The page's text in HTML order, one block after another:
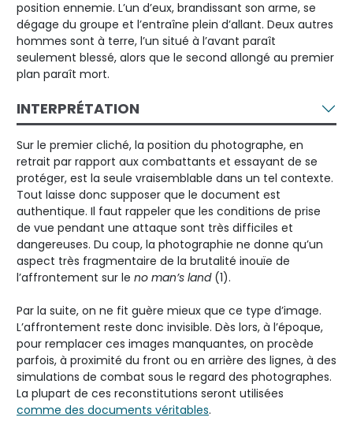
position ennemie. L’un d’eux, brandissant son arme, se
dégage du groupe et l’entraîne plein d’allant. Deux autres
hommes sont à terre, l’un situé à l’avant paraît
seulement blessé, alors que le second allongé au premier
plan paraît mort.
INTERPRÉTATION
Sur le premier cliché, la position du photographe, en
retrait par rapport aux combattants et essayant de se
protéger, est la seule vraisemblable dans un tel contexte.
Tout laisse donc supposer que le document est
authentique. Il faut rappeler que les conditions de prise
de vue pendant une attaque sont très difficiles et
dangereuses. Du coup, la photographie ne donne qu’un
aspect très fragmentaire de la brutalité inouïe de
l’affrontement sur le no man’s land (1).
Par la suite, on ne fit guère mieux que ce type d’image.
L’affrontement reste donc invisible. Dès lors, à l’époque,
pour remplacer ces images manquantes, on procède
parfois, à proximité du front ou en arrière des lignes, à des
simulations de combat sous le regard des photographes.
La plupart de ces reconstitutions seront utilisées
comme des documents véritables.